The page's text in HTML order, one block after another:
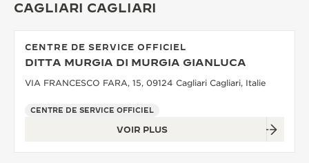
CAGLIARI CAGLIARI
CENTRE DE SERVICE OFFICIEL
DITTA MURGIA DI MURGIA GIANLUCA
VIA FRANCESCO FARA, 15, 09124 Cagliari Cagliari, Italie
CENTRE DE SERVICE OFFICIEL
VOIR PLUS